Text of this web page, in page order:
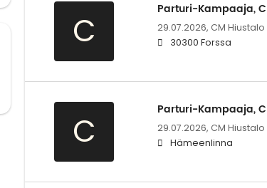
C
Parturi-Kampaaja,
29.07.2026, CM Hiustalo
30300 Forssa
C
Parturi-Kampaaja,
29.07.2026, CM Hiustalo
Hämeenlinna